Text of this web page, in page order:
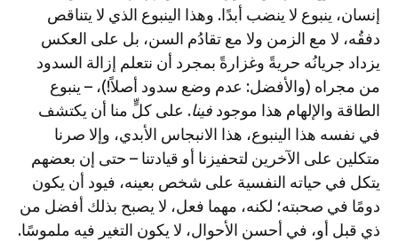
إنسان، ينبوع لا ينضب أبدًا. وهذا الينبوع الذي لا يتناقص
دفقُه، لا مع الزمن ولا مع تقادُم السن، بل على العكس
يزداد جريانُه حريةً وغزارةً بمجرد أن نتعلم إزالة السدود
من مجراه (والأفضل: عدم وضع سدود أصلاً!)، – ينبوع
الطاقة والإلهام هذا موجود فينا. على كلٍّ منا أن يكتشف
في نفسه هذا الينبوع، هذا الانبجاس الأبدي، وإلا صرنا
متكلين على الآخرين لتحفيزنا أو قيادتنا – حتى إن بعضهم
يتكل في حياته النفسية على شخص بعينه، فيود أن يكون
دومًا في صحبته؛ لكنه، مهما فعل، لا يصبح بذلك أفضل من
ذي قبل أو، في أحسن الأحوال، لا يكون التغير فيه ملموسًا.